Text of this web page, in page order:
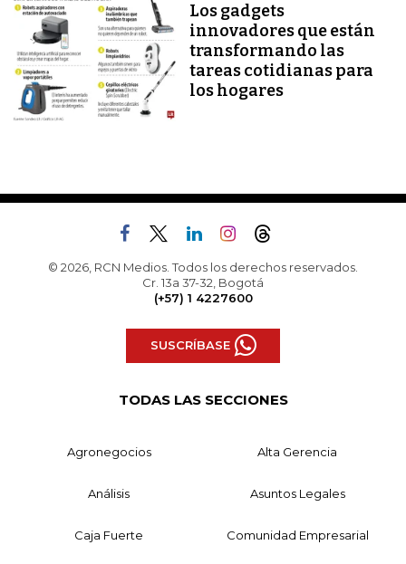
Los gadgets
innovadores que están
transformando las
tareas cotidianas para
los hogares
© 2026, RCN Medios. Todos los derechos reservados.
Cr. 13a 37-32, Bogotá
(+57) 1 4227600
SUSCRÍBASE
TODAS LAS SECCIONES
Agronegocios Alta Gerencia
Análisis Asuntos Legales
Caja Fuerte Comunidad Empresarial